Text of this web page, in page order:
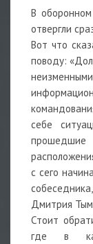
В
отвергли
Вот что
поводу:
себе
с сего
Дмитрия
Стоит
где в